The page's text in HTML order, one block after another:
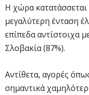
Η χώρα
μεγαλύτερη ένταση
επίπεδα αντίστοιχα
Σλοβακία (87%).
Αντίθετα, αγορές
σημαντικά